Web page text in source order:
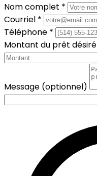
Nom complet *
Courriel *
Téléphone *
Montant du prêt désiré
Message (optionnel)